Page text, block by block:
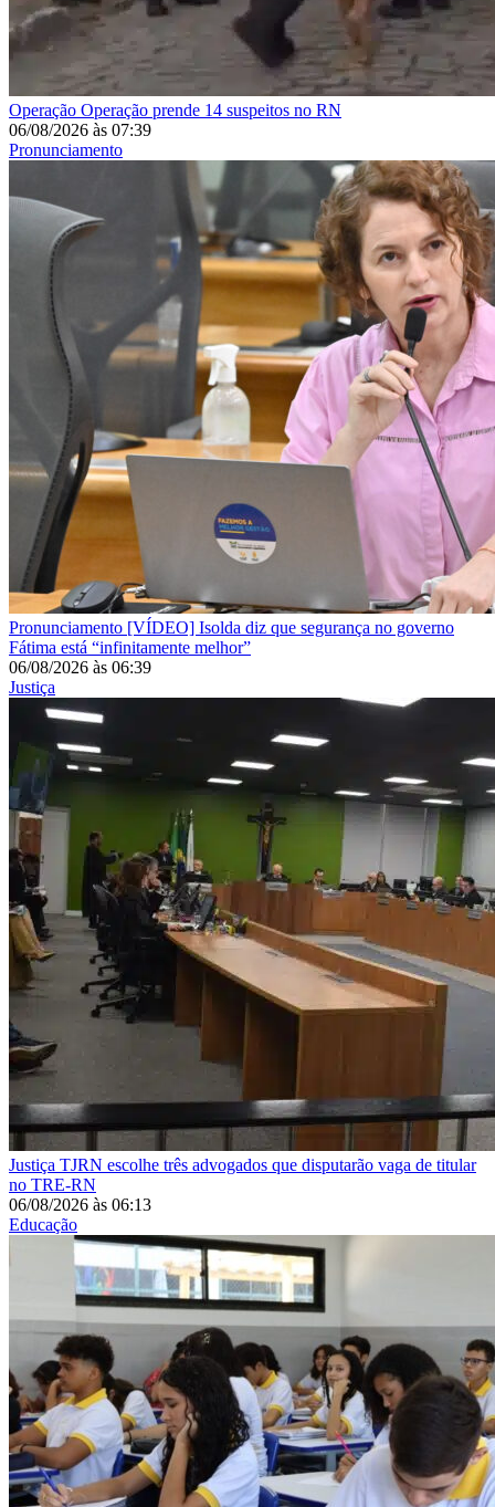
Operação Operação prende 14 suspeitos no RN
06/08/2026 às 07:39
Pronunciamento
Pronunciamento [VÍDEO] Isolda diz que segurança no governo
Fátima está “infinitamente melhor”
06/08/2026 às 06:39
Justiça
Justiça TJRN escolhe três advogados que disputarão vaga de titular
no TRE-RN
06/08/2026 às 06:13
Educação